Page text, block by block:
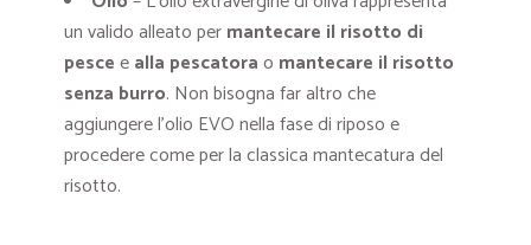
un valido alleato permantecare il risotto di
pesceealla pescatorao mantecare il risotto
senza burro. Non bisogna far altro che
aggiungere l’olio EVO nella fase di riposo e
procedere come per la classica mantecatura del
risotto.